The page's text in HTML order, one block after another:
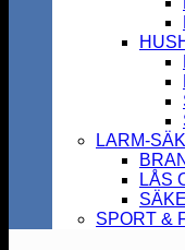
LARM-
LÅS
SPORT &